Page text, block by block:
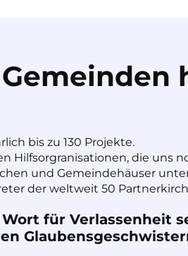
bis zu 130 Projekte.
Hilfsorgranisationen, die uns
und Gemeindehäuser
der weltweit 50
für Verlassenheit